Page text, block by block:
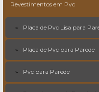
Revestimentos em Pvc
Placa de Pvc Lisa para
Placa de Pvc para Parede
Pvc para Parede